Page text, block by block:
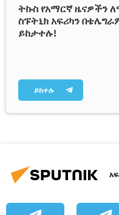
ትኩስ የአማርኛ ዜናዎችን
ስፑትኒክ አፍሪካን
ይከታተሉ!
ይከተሉ